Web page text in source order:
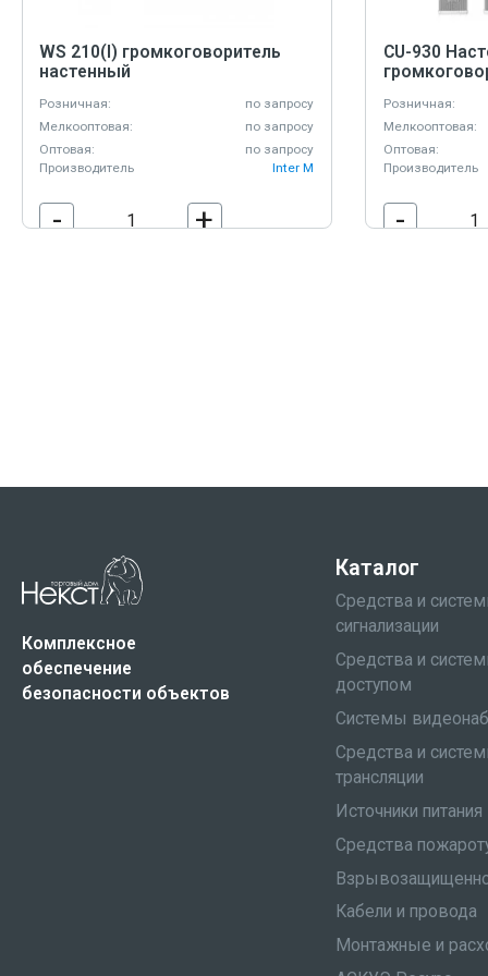
WS 210(I) громкоговоритель
настенный
Розничная:
по запросу
Мелкооптовая:
по запросу
Оптовая:
по запросу
Производитель
Inter M
- +
CU-930
Розничная:
Мелкооптовая:
Оптовая:
Производитель
-
Комплексное
обеспечение
безопасности объектов
Каталог
Средства и
сигнализации
Средства и
доступом
Системы
Средства и
трансляции
Источники питания
Средства
Кабели и провода
Монтажные и